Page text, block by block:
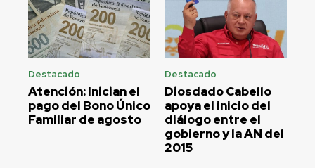
Destacado
Atención: Inician el
pago del Bono Único
Familiar de agosto
Destacado
Diosdado Cabello
apoya el inicio del
diálogo entre el
gobierno y la AN del
2015